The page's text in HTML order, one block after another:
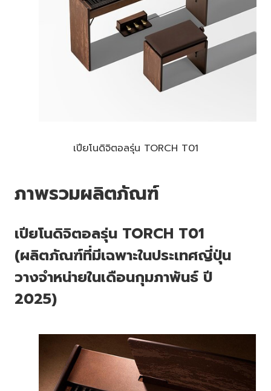
เปียโนดิจิตอลรุ่น TORCH T01
ภาพรวมผลิตภัณฑ์
เปียโนดิจิตอลรุ่น TORCH T01
(ผลิตภัณฑ์ที่มีเฉพาะในประเทศญี่ปุ่น
วางจำหน่ายในเดือนกุมภาพันธ์ ปี
2025)